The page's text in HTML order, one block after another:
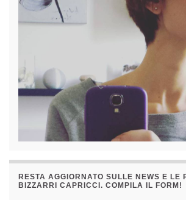
RESTA AGGIORNATO SULLE NEWS E LE
BIZZARRI CAPRICCI. COMPILA IL FORM!